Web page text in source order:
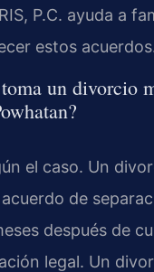
P.C. ayuda a
estos
un divorcio
el caso. Un
de
después de
legal. Un